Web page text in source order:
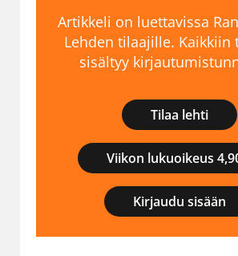
Artikkeli on luettavissa
Lehden tilaajille. Kaikkiin
sisältyy
Tilaa lehti
Viikon lukuoikeus
Kirjaudu sisään